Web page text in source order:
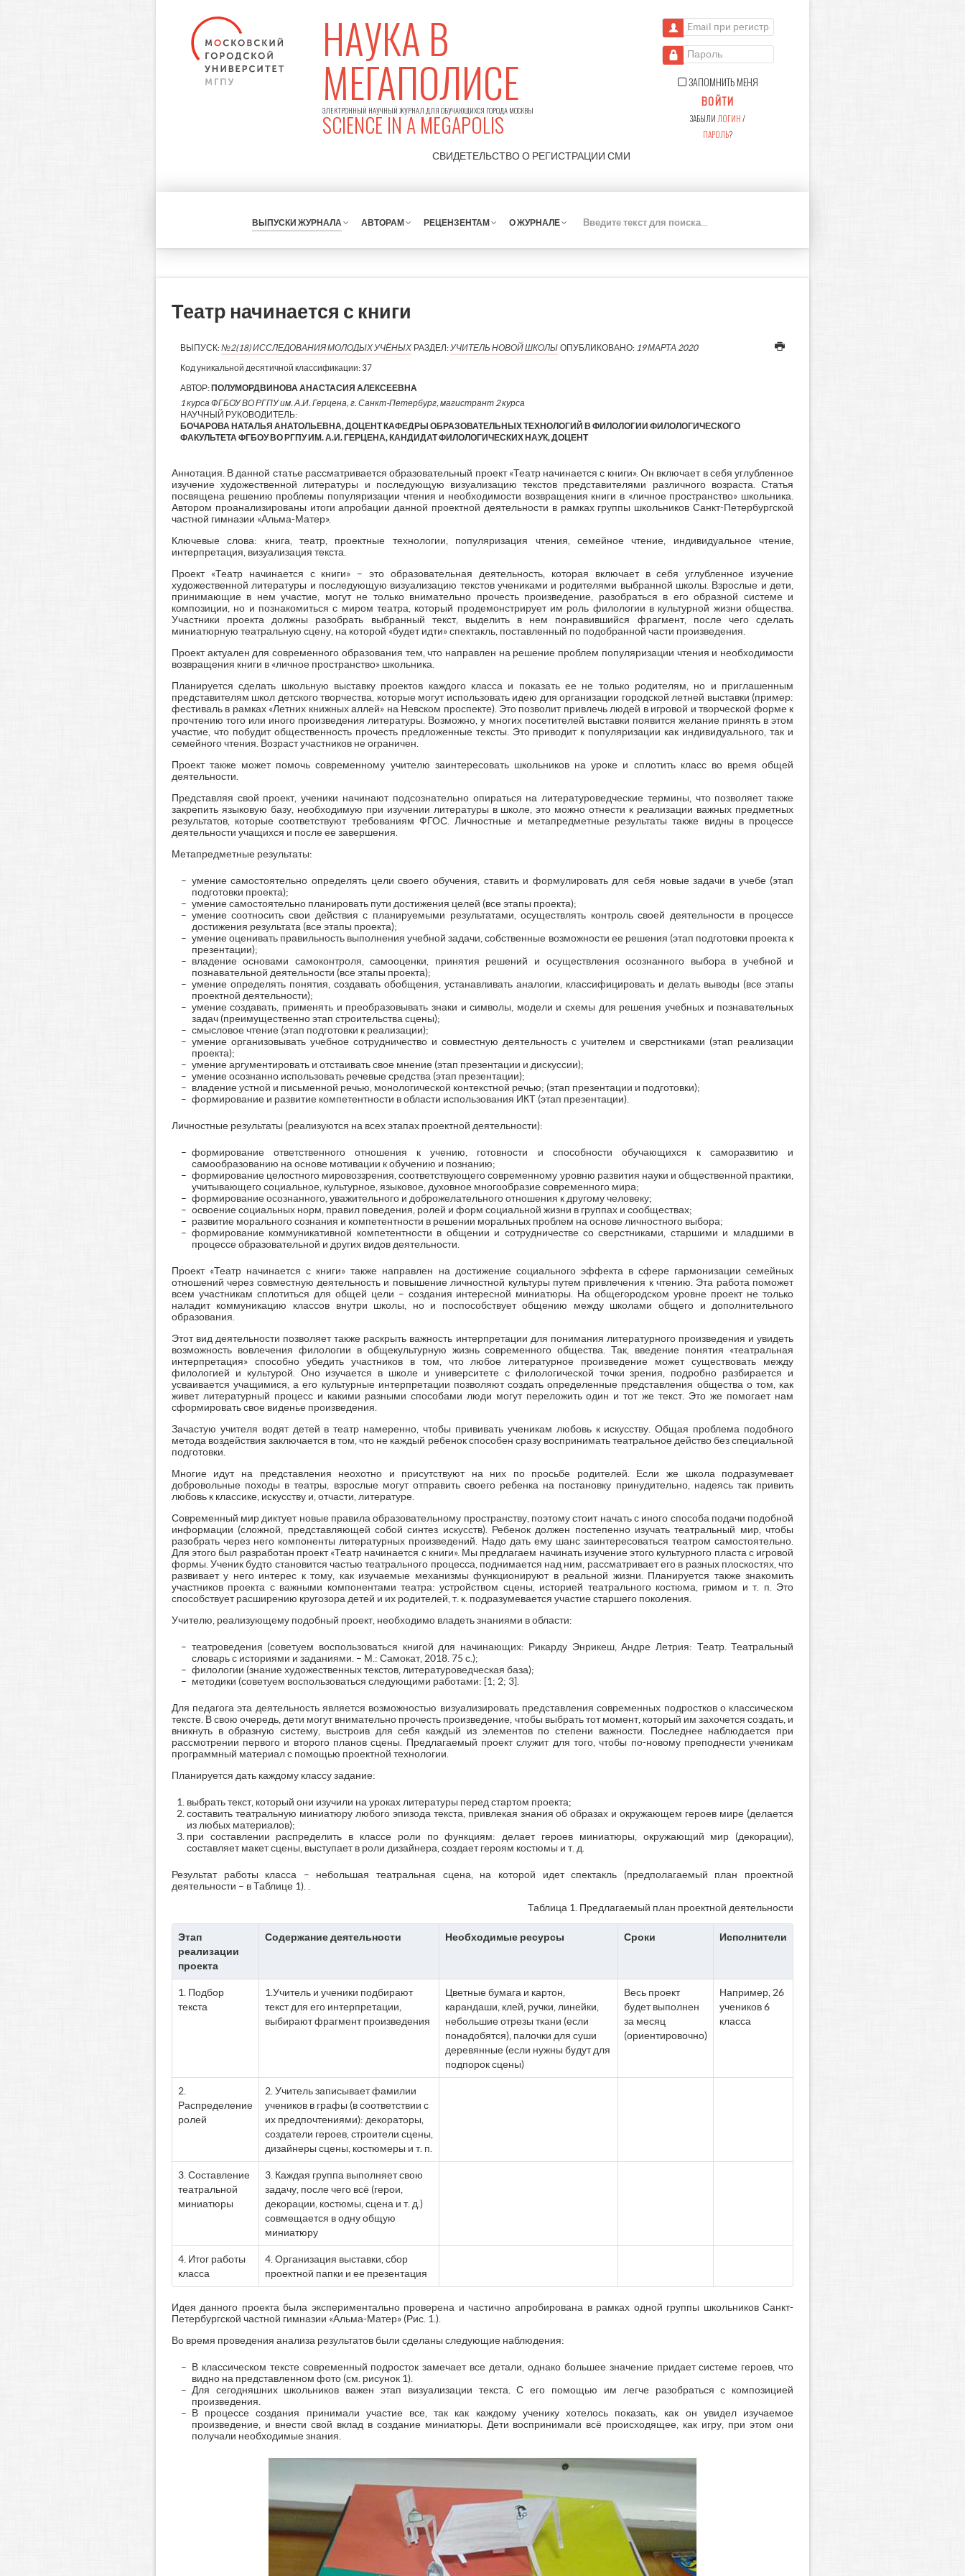
НАУКА В
МЕГАПОЛИСЕ
ЭЛЕКТРОННЫЙ НАУЧНЫЙ ЖУРНАЛ ДЛЯ ОБУЧАЮЩИХСЯ ГОРОДА МОСКВЫ
SCIENCE IN A MEGAPOLIS
СВИДЕТЕЛЬСТВО О РЕГИСТРАЦИИ СМИ
Email при регистрации
Пароль
ЗАПОМНИТЬ МЕНЯ
ВОЙТИ
ЗАБЫЛИ ЛОГИН/
ПАРОЛЬ?
ВЫПУСКИ ЖУРНАЛА АВТОРАМ РЕЦЕНЗЕНТАМ О ЖУРНАЛЕ
К
Театр начинается с книги
ВЫПУСК:№2(18) ИССЛЕДОВАНИЯ МОЛОДЫХ УЧЁНЫХ РАЗДЕЛ: УЧИТЕЛЬ НОВОЙ ШКОЛЫ ОПУБЛИКОВАНО: 19 МАРТА 2020
Код уникальной десятичной классификации: 37
АВТОР: ПОЛУМОРДВИНОВА АНАСТАСИЯ АЛЕКСЕЕВНА
1 курса ФГБОУ ВО РГПУ им. А.И. Герцена, г. Санкт-Петербург, магистрант 2 курса
НАУЧНЫЙ РУКОВОДИТЕЛЬ:
БОЧАРОВА НАТАЛЬЯ АНАТОЛЬЕВНА, ДОЦЕНТ КАФЕДРЫ ОБРАЗОВАТЕЛЬНЫХ ТЕХНОЛОГИЙ В ФИЛОЛОГИИ ФИЛОЛОГИЧЕСКОГО
ФАКУЛЬТЕТА ФГБОУ ВО РГПУ ИМ. А.И. ГЕРЦЕНА, КАНДИДАТ ФИЛОЛОГИЧЕСКИХ НАУК, ДОЦЕНТ
Аннотация. В данной статье рассматривается образовательный проект «Театр начинается с книги». Он включает в себя углубленное
изучение художественной литературы и последующую визуализацию текстов представителями различного возраста. Статья
посвящена решению проблемы популяризации чтения и необходимости возвращения книги в «личное пространство» школьника.
Автором проанализированы итоги апробации данной проектной деятельности в рамках группы школьников Санкт-Петербургской
частной гимназии «Альма-Матер».
Ключевые слова: книга, театр, проектные технологии, популяризация чтения, семейное чтение, индивидуальное чтение,
интерпретация, визуализация текста.
Проект «Театр начинается с книги» – это образовательная деятельность, которая включает в себя углубленное изучение
художественной литературы и последующую визуализацию текстов учениками и родителями выбранной школы. Взрослые и дети,
принимающие в нем участие, могут не только внимательно прочесть произведение, разобраться в его образной системе и
композиции, но и познакомиться с миром театра, который продемонстрирует им роль филологии в культурной жизни общества.
Участники проекта должны разобрать выбранный текст, выделить в нем понравившийся фрагмент, после чего сделать
миниатюрную театральную сцену, на которой «будет идти» спектакль, поставленный по подобранной части произведения.
Проект актуален для современного образования тем, что направлен на решение проблем популяризации чтения и необходимости
возвращения книги в «личное пространство» школьника.
Планируется сделать школьную выставку проектов каждого класса и показать ее не только родителям, но и приглашенным
представителям школ детского творчества, которые могут использовать идею для организации городской летней выставки (пример:
фестиваль в рамках «Летних книжных аллей» на Невском проспекте). Это позволит привлечь людей в игровой и творческой форме к
прочтению того или иного произведения литературы. Возможно, у многих посетителей выставки появится желание принять в этом
участие, что побудит общественность прочесть предложенные тексты. Это приводит к популяризации как индивидуального, так и
семейного чтения. Возраст участников не ограничен.
Проект также может помочь современному учителю заинтересовать школьников на уроке и сплотить класс во время общей
деятельности.
Представляя свой проект, ученики начинают подсознательно опираться на литературоведческие термины, что позволяет также
закрепить языковую базу, необходимую при изучении литературы в школе, это можно отнести к реализации важных предметных
результатов, которые соответствуют требованиям ФГОС. Личностные и метапредметные результаты также видны в процессе
деятельности учащихся и после ее завершения.
Метапредметные результаты:
умение самостоятельно определять цели своего обучения, ставить и формулировать для себя новые задачи в учебе (этап
подготовки проекта);
умение самостоятельно планировать пути достижения целей (все этапы проекта);
умение соотносить свои действия с планируемыми результатами, осуществлять контроль своей деятельности в процессе
достижения результата (все этапы проекта);
умение оценивать правильность выполнения учебной задачи, собственные возможности ее решения (этап подготовки проекта к
презентации);
владение основами самоконтроля, самооценки, принятия решений и осуществления осознанного выбора в учебной и
познавательной деятельности (все этапы проекта);
умение определять понятия, создавать обобщения, устанавливать аналогии, классифицировать и делать выводы (все этапы
проектной деятельности);
умение создавать, применять и преобразовывать знаки и символы, модели и схемы для решения учебных и познавательных
задач (преимущественно этап строительства сцены);
смысловое чтение (этап подготовки к реализации);
умение организовывать учебное сотрудничество и совместную деятельность с учителем и сверстниками (этап реализации
проекта);
умение аргументировать и отстаивать свое мнение (этап презентации и дискуссии);
умение осознанно использовать речевые средства (этап презентации);
владение устной и письменной речью, монологической контекстной речью; (этап презентации и подготовки);
формирование и развитие компетентности в области использования ИКТ (этап презентации).
Личностные результаты (реализуются на всех этапах проектной деятельности):
формирование ответственного отношения к учению, готовности и способности обучающихся к саморазвитию и
самообразованию на основе мотивации к обучению и познанию;
формирование целостного мировоззрения, соответствующего современному уровню развития науки и общественной практики,
учитывающего социальное, культурное, языковое, духовное многообразие современного мира;
формирование осознанного, уважительного и доброжелательного отношения к другому человеку;
освоение социальных норм, правил поведения, ролей и форм социальной жизни в группах и сообществах;
развитие морального сознания и компетентности в решении моральных проблем на основе личностного выбора;
формирование коммуникативной компетентности в общении и сотрудничестве со сверстниками, старшими и младшими в
процессе образовательной и других видов деятельности.
Проект «Театр начинается с книги» также направлен на достижение социального эффекта в сфере гармонизации семейных
отношений через совместную деятельность и повышение личностной культуры путем привлечения к чтению. Эта работа поможет
всем участникам сплотиться для общей цели – создания интересной миниатюры. На общегородском уровне проект не только
наладит коммуникацию классов внутри школы, но и поспособствует общению между школами общего и дополнительного
образования.
Этот вид деятельности позволяет также раскрыть важность интерпретации для понимания литературного произведения и увидеть
возможность вовлечения филологии в общекультурную жизнь современного общества. Так, введение понятия «театральная
интерпретация» способно убедить участников в том, что любое литературное произведение может существовать между
филологией и культурой. Оно изучается в школе и университете с филологической точки зрения, подробно разбирается и
усваивается учащимися, а его культурные интерпретации позволяют создать определенные представления общества о том, как
живет литературный процесс и какими разными способами люди могут переложить один и тот же текст. Это же помогает нам
сформировать свое виденье произведения.
Зачастую учителя водят детей в театр намеренно, чтобы прививать ученикам любовь к искусству. Общая проблема подобного
метода воздействия заключается в том, что не каждый ребенок способен сразу воспринимать театральное действо без специальной
подготовки.
Многие идут на представления неохотно и присутствуют на них по просьбе родителей. Если же школа подразумевает
добровольные походы в театры, взрослые могут отправить своего ребенка на постановку принудительно, надеясь так привить
любовь к классике, искусству и, отчасти, литературе.
Современный мир диктует новые правила образовательному пространству, поэтому стоит начать с иного способа подачи подобной
информации (сложной, представляющей собой синтез искусств). Ребенок должен постепенно изучать театральный мир, чтобы
разобрать через него компоненты литературных произведений. Надо дать ему шанс заинтересоваться театром самостоятельно.
Для этого был разработан проект «Театр начинается с книги». Мы предлагаем начинать изучение этого культурного пласта с игровой
формы. Ученик будто становится частью театрального процесса, поднимается над ним, рассматривает его в разных плоскостях, что
развивает у него интерес к тому, как изучаемые механизмы функционируют в реальной жизни. Планируется также знакомить
участников проекта с важными компонентами театра: устройством сцены, историей театрального костюма, гримом и т. п. Это
способствует расширению кругозора детей и их родителей, т. к. подразумевается участие старшего поколения.
Учителю, реализующему подобный проект, необходимо владеть знаниями в области:
театроведения (советуем воспользоваться книгой для начинающих: Рикарду Энрикеш, Андре Летрия: Театр. Театральный
словарь с историями и заданиями. – М.: Самокат, 2018. 75 с.);
филологии (знание художественных текстов, литературоведческая база);
методики (советуем воспользоваться следующими работами: [1; 2; 3].
Для педагога эта деятельность является возможностью визуализировать представления современных подростков о классическом
тексте. В свою очередь, дети могут внимательно прочесть произведение, чтобы выбрать тот момент, который им захочется создать, и
вникнуть в образную систему, выстроив для себя каждый из элементов по степени важности. Последнее наблюдается при
рассмотрении первого и второго планов сцены. Предлагаемый проект служит для того, чтобы по-новому преподнести ученикам
программный материал с помощью проектной технологии.
Планируется дать каждому классу задание:
выбрать текст, который они изучили на уроках литературы перед стартом проекта;
составить театральную миниатюру любого эпизода текста, привлекая знания об образах и окружающем героев мире (делается
из любых материалов);
при составлении распределить в классе роли по функциям: делает героев миниатюры, окружающий мир (декорации),
составляет макет сцены, выступает в роли дизайнера, создает героям костюмы и т. д.
Результат работы класса – небольшая театральная сцена, на которой идет спектакль (предполагаемый план проектной
деятельности – в Таблице 1). .
Таблица 1. Предлагаемый план проектной деятельности
Этап
реализации
проекта
Содержание деятельности Необходимые ресурсы Сроки Исполнители
1. Подбор
текста
1.Учитель и ученики подбирают
текст для его интерпретации,
выбирают фрагмент произведения
Цветные бумага и картон,
карандаши, клей, ручки, линейки,
небольшие отрезы ткани (если
понадобятся), палочки для суши
деревянные (если нужны будут для
подпорок сцены)
Весь проект
будет выполнен
за месяц
(ориентировочно)
Например, 26
учеников 6
класса
2.
Распределение
ролей
2. Учитель записывает фамилии
учеников в графы (в соответствии с
их предпочтениями): декораторы,
создатели героев, строители сцены,
дизайнеры сцены, костюмеры и т. п.
3. Составление
театральной
миниатюры
3. Каждая группа выполняет свою
задачу, после чего всё (герои,
декорации, костюмы, сцена и т. д.)
совмещается в одну общую
миниатюру
4. Итог работы
класса
4. Организация выставки, сбор
проектной папки и ее презентация
Идея данного проекта была экспериментально проверена и частично апробирована в рамках одной группы школьников Санкт-
Петербургской частной гимназии «Альма-Матер» (Рис. 1.).
Во время проведения анализа результатов были сделаны следующие наблюдения:
В классическом тексте современный подросток замечает все детали, однако большее значение придает системе героев, что
видно на представленном фото (см. рисунок 1).
Для сегодняшних школьников важен этап визуализации текста. С его помощью им легче разобраться с композицией
произведения.
В процессе создания принимали участие все, так как каждому ученику хотелось показать, как он увидел изучаемое
произведение, и внести свой вклад в создание миниатюры. Дети воспринимали всё происходящее, как игру, при этом они
получали необходимые знания.